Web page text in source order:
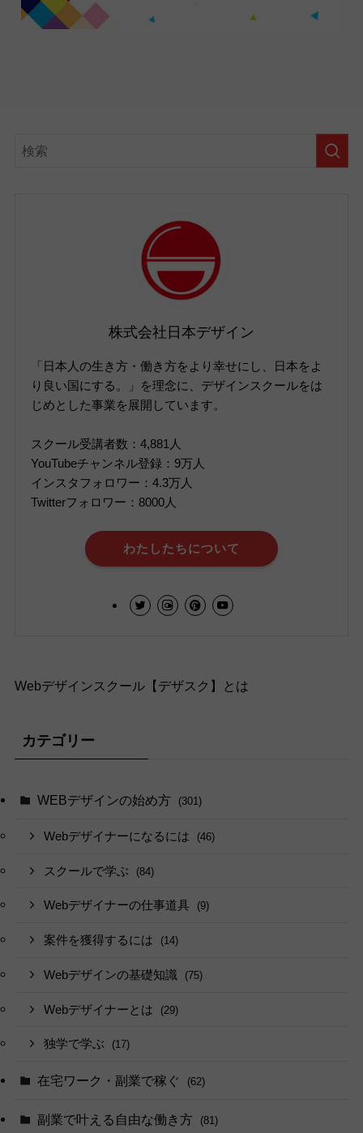
株式会社日本デザイン
「日本人の生き方・働き方をより幸せにし、日本をよ
り良い国にする。」を理念に、デザインスクールをは
じめとした事業を展開しています。
スクール受講者数：4,881人
YouTubeチャンネル登録：9万人
インスタフォロワー：4.3万人
Twitterフォロワー：8000人
わたしたちについて
Webデザインスクール【デザスク】とは
カテゴリー
WEBデザインの始め方 (301)
Webデザイナーになるには (46)
スクールで学ぶ (84)
Webデザイナーの仕事道具 (9)
案件を獲得するには (14)
Webデザインの基礎知識 (75)
Webデザイナーとは (29)
独学で学ぶ (17)
在宅ワーク・副業で稼ぐ (62)
副業で叶える自由な働き方 (81)